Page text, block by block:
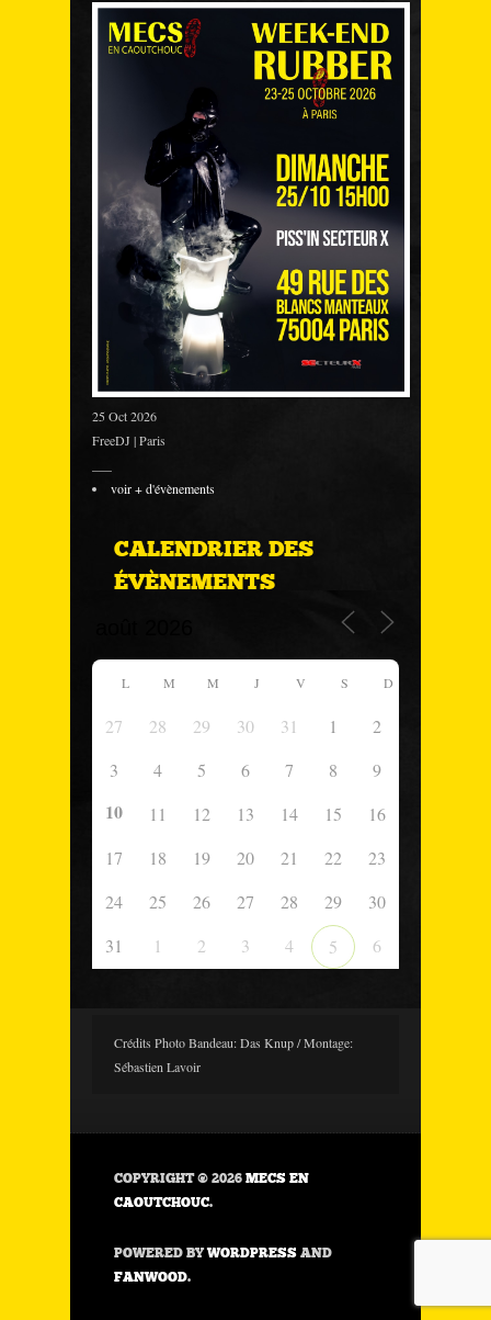
25 Oct 2026
FreeDJ | Paris
voir + d'évènements
CALENDRIER DES
ÉVÈNEMENTS
L M M J V S D
27 28 29 30 31 1
2
3
4 5 6 7 8 9
10 11 12 13 14 15
16
17
18 19 20 21 22
23
24
25 26 27 28 29
30
31
1 2 3 4 5 6
Crédits Photo Bandeau: Das Knup / Montage:
Sébastien Lavoir
COPYRIGHT © 2026 MECS EN
CAOUTCHOUC.
POWERED BYWORDPRESS AND
FANWOOD.